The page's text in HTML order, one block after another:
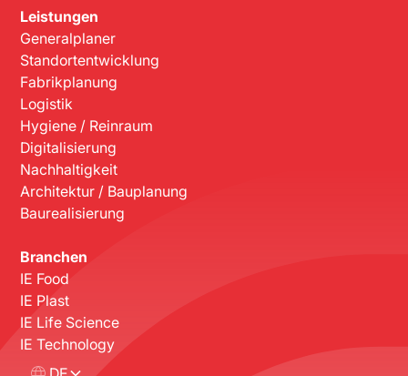
Leistungen
Generalplaner
Standortentwicklung
Fabrikplanung
Logistik
Hygiene / Reinraum
Digitalisierung
Nachhaltigkeit
Architektur / Bauplanung
Baurealisierung
Branchen
IE Food
IE Plast
IE Life Science
IE Technology